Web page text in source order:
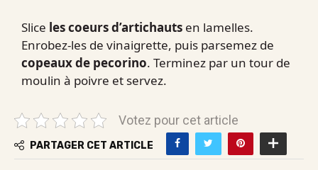
Slice les coeurs d’artichauts en lamelles.
Enrobez-les de vinaigrette, puis parsemez de
copeaux de pecorino. Terminez par un tour de
moulin à poivre et servez.
Votez pour cet article
PARTAGER CET ARTICLE